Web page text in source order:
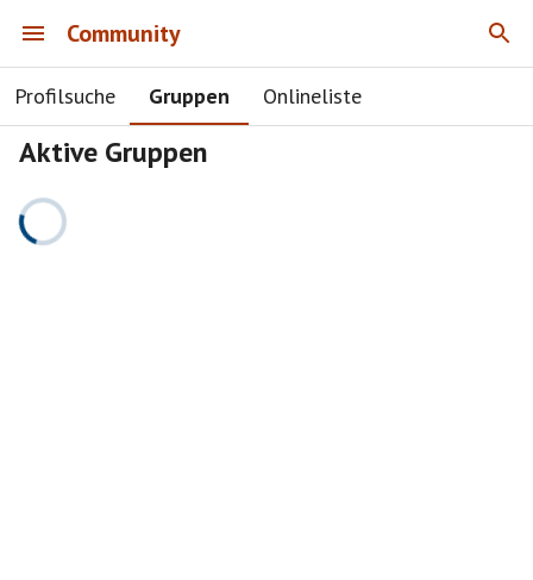
Community
Profilsuche Gruppen Onlineliste
Aktive Gruppen